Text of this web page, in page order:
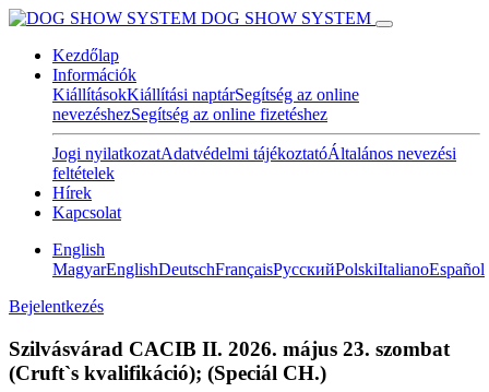
DOG SHOW SYSTEM
Kezdőlap
Információk
KiállításokKiállítási naptárSegítség az online
nevezéshezSegítség az online fizetéshez
Jogi nyilatkozatAdatvédelmi tájékoztatóÁltalános nevezési
feltételek
Hírek
Kapcsolat
English
MagyarEnglishDeutschFrançaisPусскийPolskiItalianoEspañol
Bejelentkezés
Szilvásvárad CACIB II. 2026. május 23. szombat
(Cruft`s kvalifikáció); (Speciál CH.)